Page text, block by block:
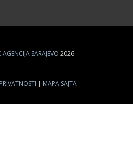
AGENCIJA SARAJEVO 2026
MAPA SAJTA